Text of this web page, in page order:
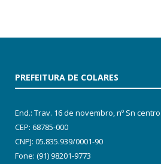
PREFEITURA DE COLARES
End.: Trav. 16 de novembro, nº Sn centro
CEP: 68785-000
CNPJ: 05.835.939/0001-90
Fone: (91) 98201-9773